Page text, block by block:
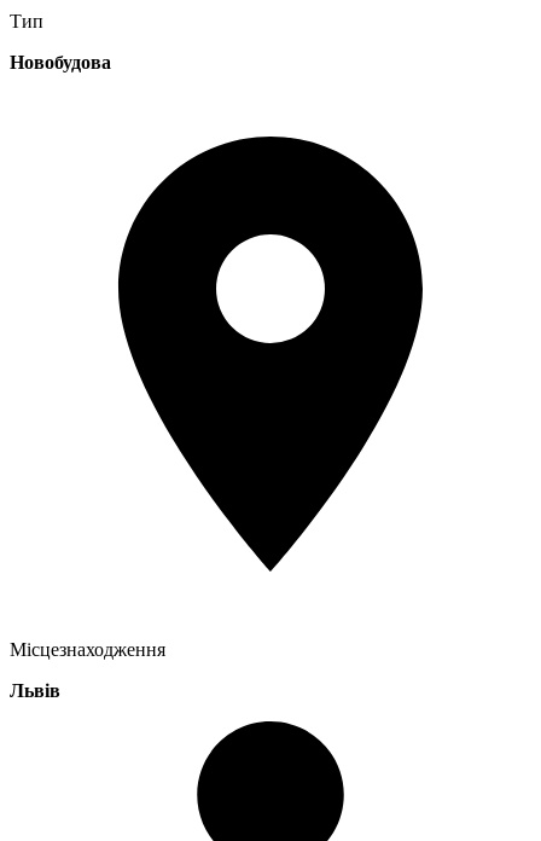
Тип
Новобудова
Місцезнаходження
Львів